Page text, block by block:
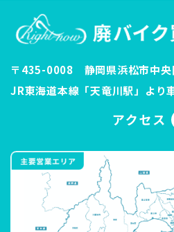
〒435-0008 静岡県浜松市中央
JR東海道本線「天竜川駅」より